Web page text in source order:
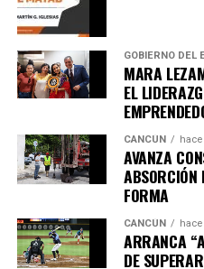
en tu teléfono.
Unirme al
GOBIERNO DEL
MARA
EL
CANCÚN
AVANZA
ABSORCIÓN
FORMA
CANCÚN
ARRANCA
DE